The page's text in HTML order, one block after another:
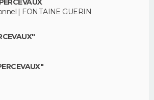
| FONTAINE GUERIN